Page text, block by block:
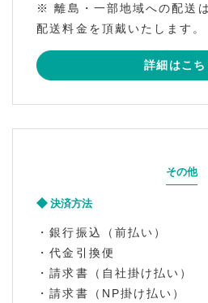
※ 離島・一部地域への配送
配送料金を頂戴いたします。
詳細はこち
その他
決済方法
・銀行振込（前払い）
・代金引換便
・請求書（自社掛け払い）
・請求書（NP掛け払い）